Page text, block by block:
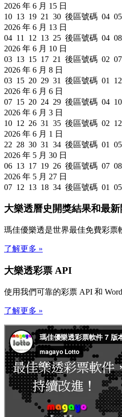
2026 年 6 月 15 日
10 13 19 21 30 後區號碼 04 05
2026 年 6 月 13 日
04 11 12 13 25 後區號碼 04 08
2026 年 6 月 10 日
03 13 15 17 21 後區號碼 02 07
2026 年 6 月 8 日
03 15 20 29 31 後區號碼 01 12
2026 年 6 月 6 日
07 15 20 24 29 後區號碼 04 10
2026 年 6 月 3 日
10 12 26 31 35 後區號碼 02 12
2026 年 6 月 1 日
22 28 30 31 34 後區號碼 01 05
2026 年 5 月 30 日
06 13 17 19 26 後區號碼 07 08
2026 年 5 月 27 日
07 12 13 18 34 後區號碼 01 05
大樂透曆史開獎結果和最
瑪佳優樂透是世界最佳免費彩票
了解更多 »
大樂透彩票 API
使用我們可靠的彩票 API 和
了解更多 »